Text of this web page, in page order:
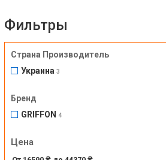
Фильтры
Страна Производитель
Украина 3
Бренд
GRIFFON 4
Цена